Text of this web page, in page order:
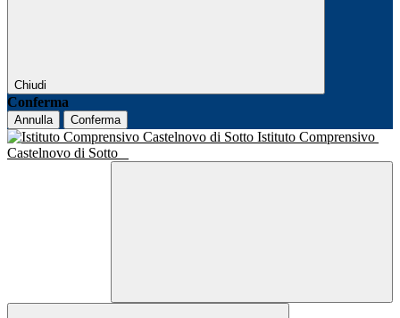
Chiudi
Conferma
Annulla Conferma
Istituto Comprensivo
Castelnovo di Sotto